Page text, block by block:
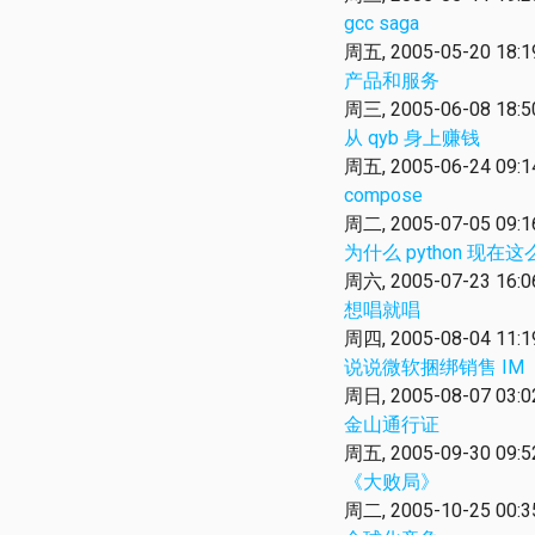
gcc saga
周五, 2005-05-20
产品和服务
周三, 2005-06-08
从 qyb 身上赚钱
周五, 2005-06-24
compose
周二, 2005-07-05
为什么 python 现在这
周六, 2005-07-23
想唱就唱
周四, 2005-08-04
说说微软捆绑销售 IM
周日, 2005-08-07
金山通行证
周五, 2005-09-30
《大败局》
周二, 2005-10-25